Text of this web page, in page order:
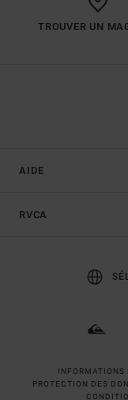
TROUVER UN
AIDE
RVCA
INFORMATIONS
PROTECTION DES